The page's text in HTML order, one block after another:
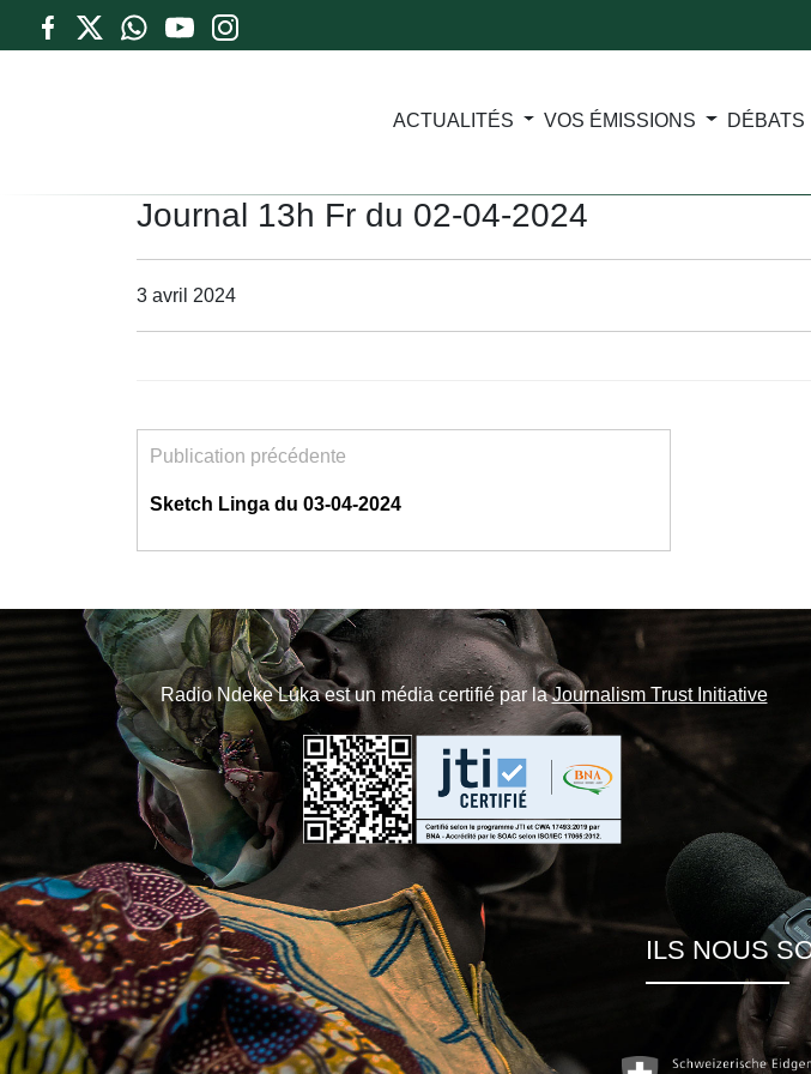
ACTUALITÉS VOS ÉMISSIONS DÉBATS
Journal 13h Fr du 02-04-2024
3 avril 2024
Publication précédente
Sketch Linga du 03-04-2024
Radio Ndeke Luka est un média certifié par laJournalism Trust Initiative
ILS NOUS